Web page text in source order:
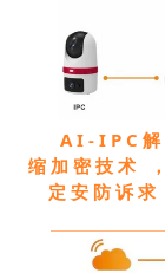
AI-IPC解
缩加密技术
定安防诉求